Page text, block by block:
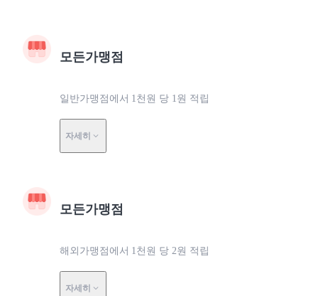
모든가맹점
일반가맹점에서 1천원 당 1원 적립
자세히
모든가맹점
해외가맹점에서 1천원 당 2원 적립
자세히